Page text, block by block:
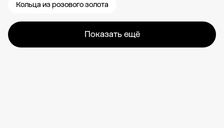
Кольца из розового золота
Показать ещё